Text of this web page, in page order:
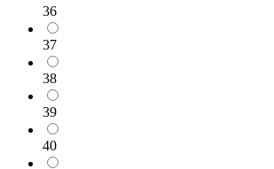
36
37
38
39
40